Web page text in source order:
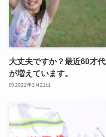
大丈夫ですか？最近60才代
が増えています。
2022年3月21日